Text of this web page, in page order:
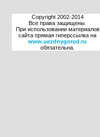
Copyright 2002-2014
Все права защищены.
При использовании материалов
сайта прямая гиперссылка на
www.uezdnygorod.ru
обязательна.